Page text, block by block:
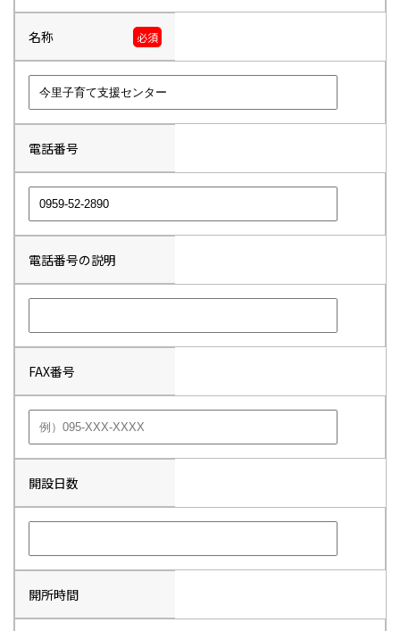
名称 必須
電話番号
電話番号の説明
FAX番号
開設日数
開所時間